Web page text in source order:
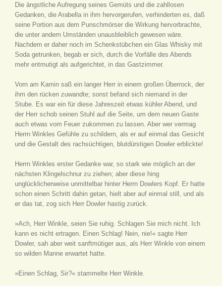
Die ängstliche Aufregung seines Gemüts und die zahllosen
Gedanken, die Arabella in ihm hervorgerufen, verhinderten es, daß
seine Portion aus dem Punschmörser die Wirkung hervorbrachte,
die unter andern Umständen unausbleiblich gewesen wäre.
Nachdem er daher noch im Schenkstübchen ein Glas Whisky mit
Soda getrunken, begab er sich, durch die Vorfälle des Abends
mehr entmutigt als aufgerichtet, in das Gastzimmer.
Vorn am Kamin saß ein langer Herr in einem großen Überrock, der
ihm den rücken zuwandte; sonst befand sich niemand in der
Stube. Es war ein für diese Jahreszeit etwas kühler Abend, und
der Herr schob seinen Stuhl auf die Seite, um dem neuen Gaste
auch etwas vom Feuer zukommen zu lassen. Aber wer vermag
Herrn Winkles Gefühle zu schildern, als er auf einmal das Gesicht
und die Gestalt des rachsüchtigen, blutdürstigen Dowler erblickte!
Herrn Winkles erster Gedanke war, so stark wie möglich an der
nächsten Klingelschnur zu ziehen; aber diese hing
unglücklicherweise unmittelbar hinter Herrn Dowlers Kopf. Er hatte
schon einen Schritt dahin getan, hielt aber auf einmal still, und als
er das tat, zog sich Herr Dowler hastig zurück.
»Ach, Herr Winkle, seien Sie ruhig. Schlagen Sie mich nicht. Ich
kann es nicht ertragen. Einen Schlag! Nein, nie!« sagte Herr
Dowler, sah aber weit sanftmütiger aus, als Herr Winkle von einem
so wilden Manne erwartet hatte.
»Einen Schlag, Sir?« stammelte Herr Winkle.